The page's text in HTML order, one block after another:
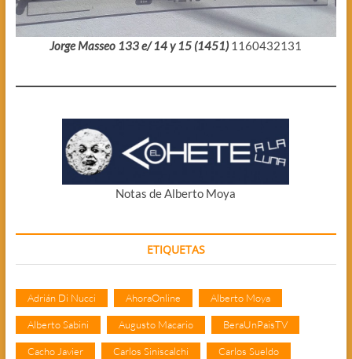
Jorge Masseo 133 e/ 14 y 15 (1451) 1160432131
Notas de Alberto Moya
ETIQUETAS
Adrián Di Nucci AhoraOnline Alberto Moya
Alberto Sabini Augusto Macario BeraUnPaisTV
Cacho Javier Carlos Siniscalchi Carlos Sueldo